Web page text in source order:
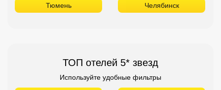
Тюмень Челябинск
ТОП отелей 5* звезд
Используйте удобные фильтры